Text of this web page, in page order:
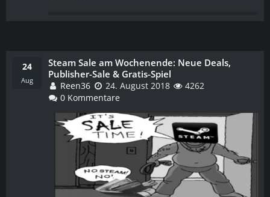
24
Aug
Steam ​Sale am Wochenende: Neue Deals,
Publisher-Sale & Gratis-Spiel
Reen36 24. August 2018
4262
0 Kommentare
WEITERLESEN